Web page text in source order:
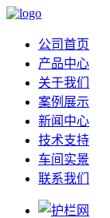
公司首页
产品中心
关于我们
案例展示
新闻中心
技术支持
车间实景
联系我们